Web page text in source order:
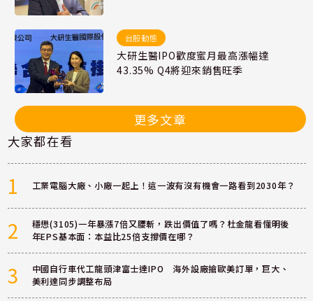
台股動態
大研生醫IPO歡度蜜月最高漲幅達
43.35% Q4將迎來銷售旺季
更多文章
大家都在看
1 工業電腦大廠、小廠一起上！這一波有沒有機會一路看到2030年？
2
穩懋(3105)一年暴漲7倍又腰斬，跌出價值了嗎？杜金龍看懂明後
年EPS基本面：本益比25倍支撐價在哪？
3
中國自行車代工龍頭津富士達IPO 海外設廠搶歐美訂單，巨大、
美利達同步調整布局